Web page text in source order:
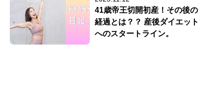
41歳帝王切開初産！その後の
経過とは？？ 産後ダイエット
へのスタートライン。